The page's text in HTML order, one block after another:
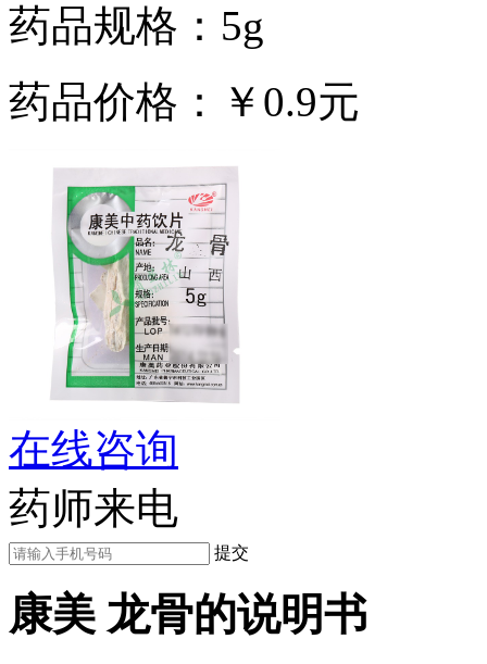
药品规格：5g
药品价格：￥0.9元
在线咨询
药师来电
提交
康美 龙骨的说明书